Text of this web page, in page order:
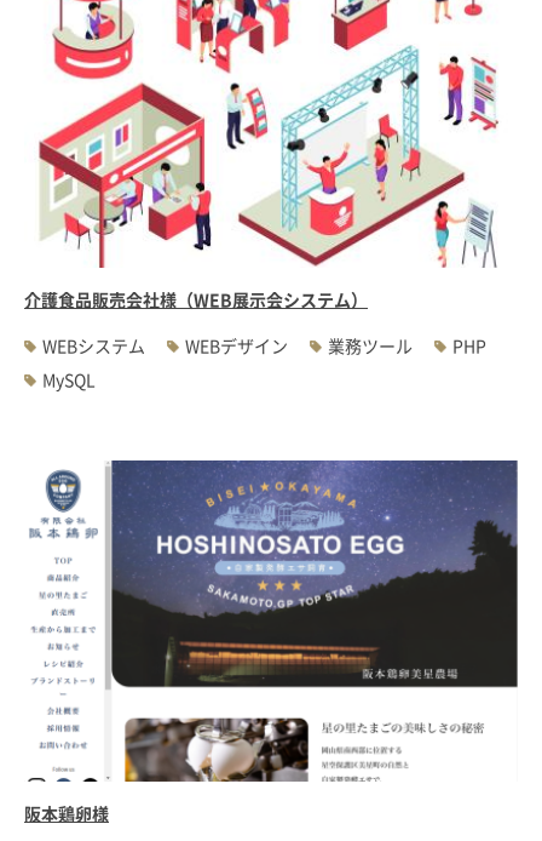
介護食品販売会社様（WEB展示会システム）
WEBシステム
WEBデザイン 業務ツール
PHP
MySQL
阪本鶏卵様